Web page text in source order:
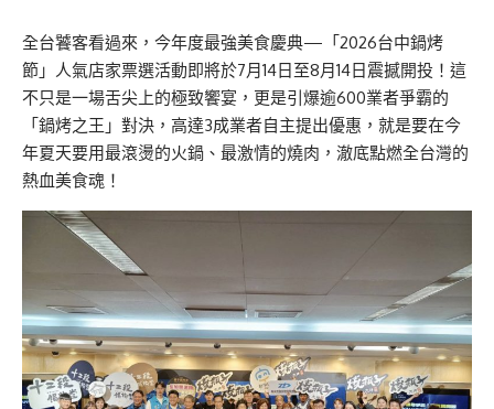
全台饕客看過來，今年度最強美食慶典—「2026台中鍋烤
節」人氣店家票選活動即將於7月14日至8月14日震撼開投！這
不只是一場舌尖上的極致饗宴，更是引爆逾600業者爭霸的
「鍋烤之王」對決，高達3成業者自主提出優惠，就是要在今
年夏天要用最滾燙的火鍋、最激情的燒肉，澈底點燃全台灣的
熱血美食魂！